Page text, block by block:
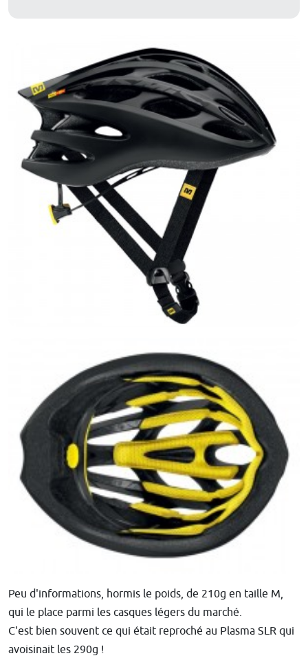
Peu d'informations, hormis le poids, de 210g en taille M,
qui le place parmi les casques légers du marché.
C'est bien souvent ce qui était reproché au Plasma SLR qui
avoisinait les 290g !